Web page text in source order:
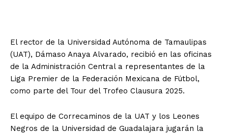
El rector de la Universidad Autónoma de Tamaulipas
(UAT), Dámaso Anaya Alvarado, recibió en las oficinas
de la Administración Central a representantes de la
Liga Premier de la Federación Mexicana de Fútbol,
como parte del Tour del Trofeo Clausura 2025.
El equipo de Correcaminos de la UAT y los Leones
Negros de la Universidad de Guadalajara jugarán la